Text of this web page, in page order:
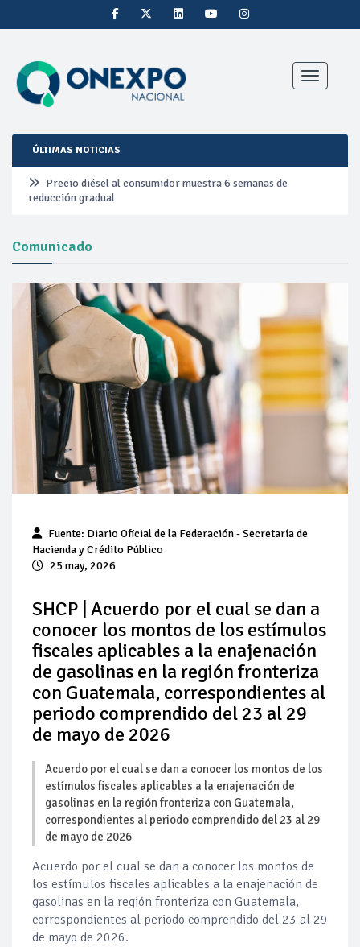
Toggle
ÚLTIMAS NOTICIAS
Precio diésel al consumidor muestra 6 semanas de
reducción gradual
Pemex ante la refinación clandestina
Petrobras duplica ganancias en segundo trimestre por
precios del petróleo y producción récord
Cautela en el mercado por conversaciones Irán-Omán
mantienen precios al alza
Pierde Pemex 71 millones de pesos al día por
"procesadoras" ilegales
Pacto dispara 83% ventas diésel Pemex
Incertidumbre regulatoria pone a prueba las inversiones de
las Estaciones de Servicio familiares
espera estabilización del mercado
Baja 5% más el precio internacional del crudo por posible
Petróleo continúa su descenso en el mercado internacional
Comunicado
Fuente: Diario Oficial de la Federación - Secretaría de
Hacienda y Crédito Público
25 may, 2026
SHCP | Acuerdo por el cual se dan a
conocer los montos de los estímulos
fiscales aplicables a la enajenación
de gasolinas en la región fronteriza
con Guatemala, correspondientes al
periodo comprendido del 23 al 29
de mayo de 2026
Acuerdo por el cual se dan a conocer los montos de los
estímulos fiscales aplicables a la enajenación de
gasolinas en la región fronteriza con Guatemala,
correspondientes al periodo comprendido del 23 al 29
de mayo de 2026
Acuerdo por el cual se dan a conocer los montos de
los estímulos fiscales aplicables a la enajenación de
gasolinas en la región fronteriza con Guatemala,
correspondientes al periodo comprendido del 23 al 29
de mayo de 2026.